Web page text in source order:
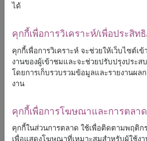
การจัดและดอกไม้อาจจะแตกต่าง
ราคาเปลี่ยนแปลงตามพื้นที่จัดส่ง
กระบี่
กรุงเทพ
กาญจนบุรี
แพร่
ภูเก็ต
มหาส
ได้
คุกกี้เพื่อการวิเคราะห์/เพื่อประสิท
คุกกี้เพื่อการวิเคราะห์ จะช่วยให้เว็บไซต์เ
งานของผู้เข้าชมและจะช่วยปรับปรุงประส
โดยการเก็บรวบรวมข้อมูลและรายงานผล
งาน
คุกกี้เพื่อการโฆษณาและการตลาด
คุกกี้ในส่วนการตลาด ใช้เพื่อติดตามพฤติก
เพื่อแสดงโฆษณาที่เหมาะสมสำหรับผู้ใช้ง